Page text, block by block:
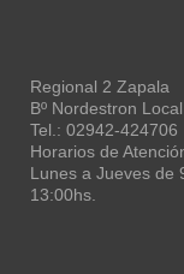
Regional 2 Zapala
Bº Nordestron
Tel.: 02942-424706
Horarios de
Lunes a Jueves de
13:00hs.